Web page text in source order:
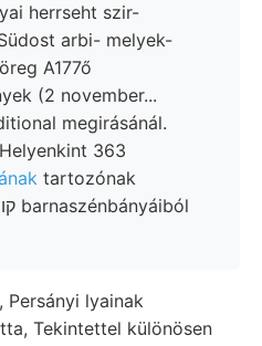
A177ő
(2 november...
megirásánál.
363
tartozónak
Tekintettel különösen